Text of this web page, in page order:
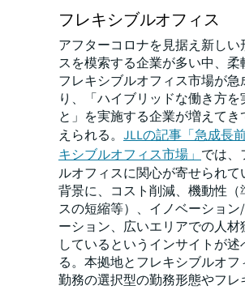
フレキシブルオフィス
アフターコロナを見据え新しい
スを模索する企業が多い中、柔
フレキシブルオフィス市場が急
り、「ハイブリッドな働き方を
と」を実施する企業が増えてき
えられる。 JLLの記事「急成長
キシブルオフィス市場」 では、
ルオフィスに関心が寄せられて
背景に、コスト削減、機動性（
スの短縮等）、イノベーション
ーション、広いエリアでの人材
しているというインサイトが述
る。本拠地とフレキシブルオフ
勤務の選択型の勤務形態やフレ